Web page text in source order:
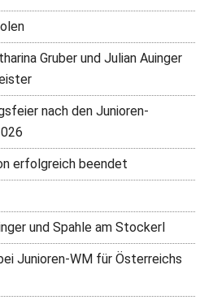
Gruber und Julian Auinger
nach den Junioren-
erfolgreich beendet
und Spahle am Stockerl
Junioren-WM für Österreichs